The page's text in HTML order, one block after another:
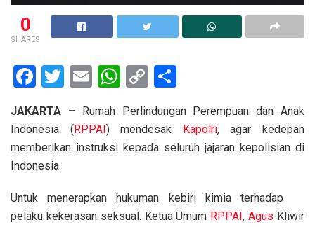
0
SHARES
F
ce
b
o
o
k
T
tt
er
E
ail
W
at
s
p
p
C
py
Li
k
ar
e
JAKARTA – Rumah Perlindungan Perempuan dan Anak
Indonesia ( RPPAI ) mendesak Kapolri, agar kedepan
memberikan instruksi kepada seluruh jajaran kepolisian di
Indonesia
Untuk menerapkan hukuman kebiri kimia terhadap
pelaku kekerasan seksual. Ketua Umum RPPAI,Agus Kliwir